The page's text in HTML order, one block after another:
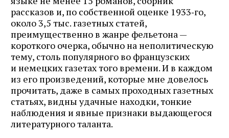
рассказов и, по собственной оценке 1933‑го,
около 3,5 тыс. газетных статей,
преимущественно в жанре фельетона —
короткого очерка, обычно на неполитическую
тему, столь популярного во французских
и немецких газетах того времени. И в каждом
из его произведений, которые мне довелось
прочитать, даже в самых проходных газетных
статьях, видны удачные находки, тонкие
наблюдения и явные признаки выдающегося
литературного таланта.